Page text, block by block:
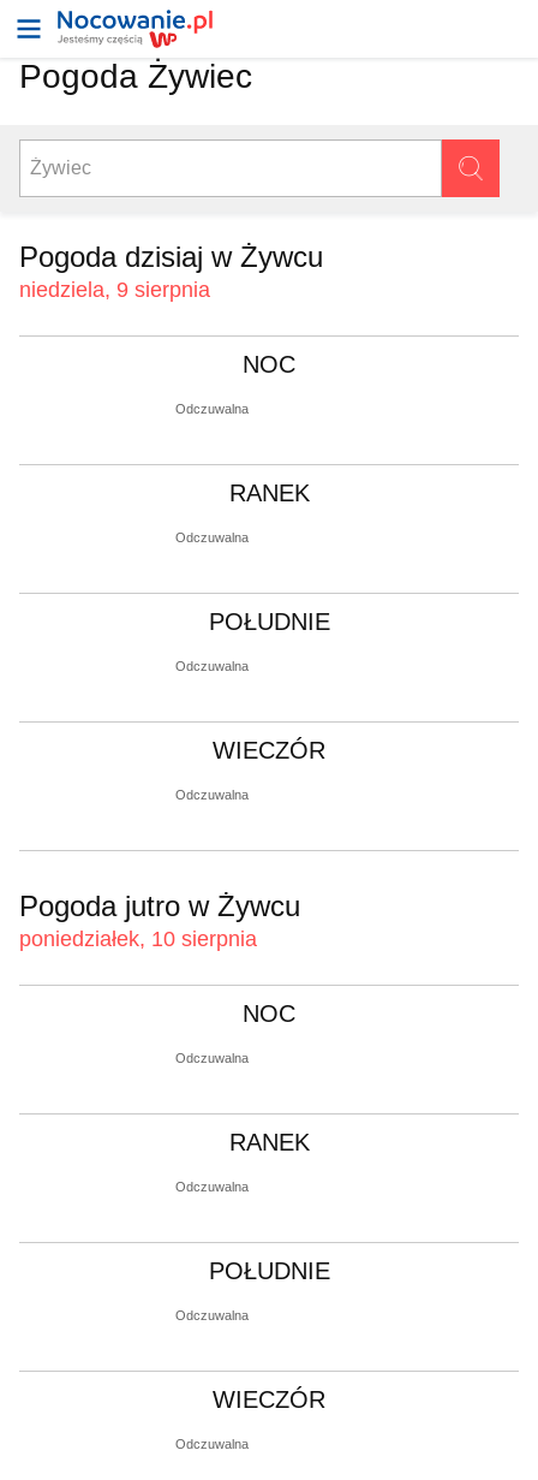
Pogoda Żywiec
Pogoda dzisiaj w Żywcu
niedziela, 9 sierpnia
NOC
Odczuwalna
RANEK
Odczuwalna
POŁUDNIE
Odczuwalna
WIECZÓR
Odczuwalna
Pogoda jutro w Żywcu
poniedziałek, 10 sierpnia
NOC
Odczuwalna
RANEK
Odczuwalna
POŁUDNIE
Odczuwalna
WIECZÓR
Odczuwalna